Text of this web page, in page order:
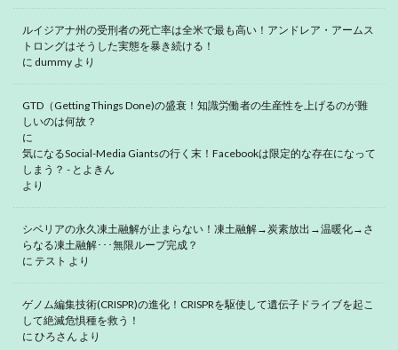
ルイジアナ州の受刑者の死亡率は全米で最も高い！アンドレア・アームス
トロングはそうした実態を暴き続ける！
に dummy より
GTD（Getting Things Done)の盛衰！知識労働者の生産性を上げるのが難
しいのは何故？
に
気になるSocial-Media Giantsの行く末！Facebookは限定的な存在になって
しまう？ - とよきん
より
シベリアの永久凍土融解が止まらない！凍土融解→炭素放出→温暖化→さ
らなる凍土融解･･･無限ループ完成？
に テスト より
ゲノム編集技術(CRISPR)の進化！CRISPRを駆使して遺伝子ドライブを起こ
して絶滅危惧種を救う！
に ひろさん より